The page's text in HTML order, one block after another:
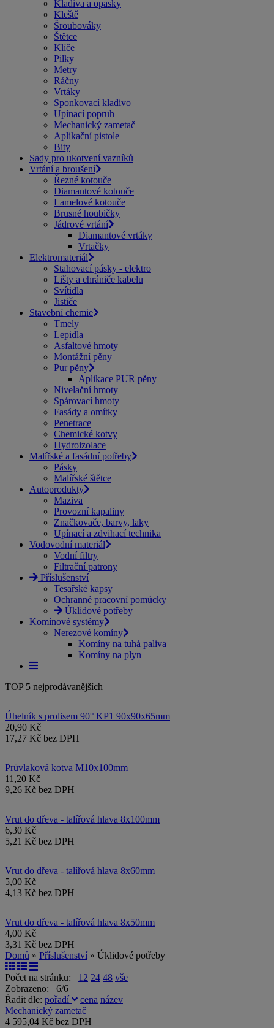
Kladiva a opasky
Kleště
Šroubováky
Štětce
Klíče
Pilky
Metry
Ráčny
Vrtáky
Sponkovací kladivo
Upínací popruh
Mechanický zametač
Aplikační pistole
Bity
Sady pro ukotvení vazníků
Vrtání a broušení
Řezné kotouče
Diamantové kotouče
Lamelové kotouče
Brusné houbičky
Jádrové vrtání
Diamantové vrtáky
Vrtačky
Elektromateriál
Stahovací pásky - elektro
Lišty a chrániče kabelu
Svítidla
Jističe
Stavební chemie
Tmely
Lepidla
Asfaltové hmoty
Montážní pěny
Pur pěny
Aplikace PUR pěny
Nivelační hmoty
Spárovací hmoty
Fasády a omítky
Penetrace
Chemické kotvy
Hydroizolace
Malířské a fasádní potřeby
Pásky
Malířské štětce
Autoprodukty
Maziva
Provozní kapaliny
Značkovače, barvy, laky
Upínací a zdvihací technika
Vodovodní materiál
Vodní filtry
Filtrační patrony
Příslušenství
Tesařské kapsy
Ochranné pracovní pomůcky
Úklidové potřeby
Komínové systémy
Nerezové komíny
Komíny na tuhá paliva
Komíny na plyn
TOP 5 nejprodávanějších
Úhelník s prolisem 90° KP1 90x90x65mm
20,90 Kč
17,27 Kč bez DPH
Průvlaková kotva M10x100mm
11,20 Kč
9,26 Kč bez DPH
Vrut do dřeva - talířová hlava 8x100mm
6,30 Kč
5,21 Kč bez DPH
Vrut do dřeva - talířová hlava 8x60mm
5,00 Kč
4,13 Kč bez DPH
Vrut do dřeva - talířová hlava 8x50mm
4,00 Kč
3,31 Kč bez DPH
Domů » Příslušenství » Úklidové potřeby
Počet na stránku: 12 24 48 vše
Zobrazeno: 6/6
Řadit dle: pořadí cena název
Mechanický zametač
4 595,04 Kč bez DPH